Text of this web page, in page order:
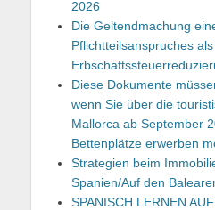
2026
Die Geltendmachung
Pflichtteilsanspruches
Diese Dokumente
wenn Sie über die
Mallorca ab September
Bettenplätze erwerben
Strategien beim
Spanien/Auf den
SPANISCH LERNEN